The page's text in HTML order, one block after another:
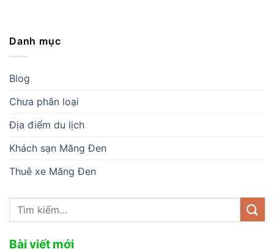
Danh mục
Blog
Chưa phân loại
Địa điểm du lịch
Khách sạn Măng Đen
Thuê xe Măng Đen
Bài viết mới